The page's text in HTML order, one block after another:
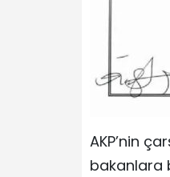
AKP’nin
bakanlara